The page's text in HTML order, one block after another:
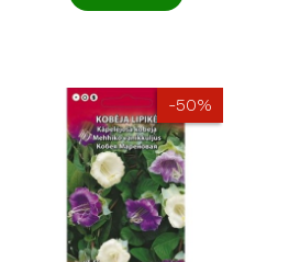
-50%